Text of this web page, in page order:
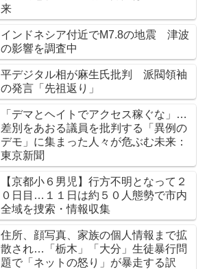
来
インドネシア付近でM7.8の地震 津波
の影響を調査中
平デジタル相が麻生氏批判 派閥領袖
の発言「先祖返り」
「デマとヘイトでアクセス稼ぐな」…
差別をあおる議員を批判する「異例の
デモ」に集まった人々が危ぶむ未来：
東京新聞
【京都小６男児】行方不明となって２
０日目…１１日は約５０人態勢で市内
全域を捜索・情報収集
住所、顔写真、家族の個人情報まで拡
散され…「栃木」「大分」生徒暴行問
題で「ネットの怒り」が暴走する訳